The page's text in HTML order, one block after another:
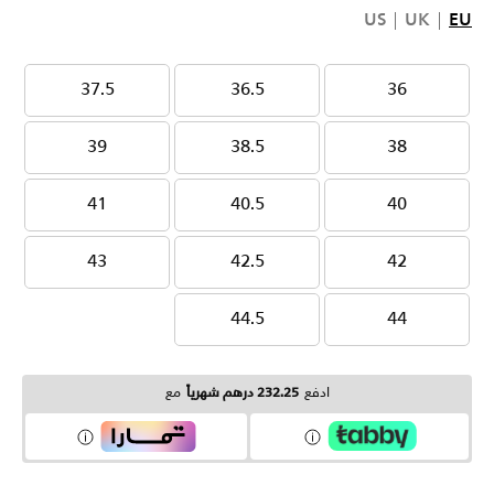
EU
UK
US
36
36
36.5
36.5
37.5
37.5
38
38
38.5
38.5
39
39
40
40
40.5
40.5
41
41
42
42
42.5
42.5
43
43
44
44
44.5
44.5
ادفع 232.25 درهم شهرياً مع